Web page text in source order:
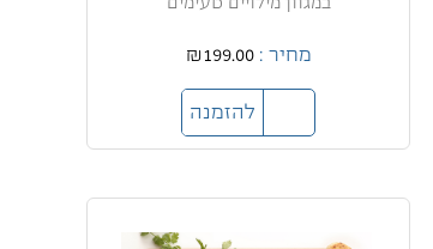
במגוון מילויים טעימים
מחיר :₪199.00
להזמנה